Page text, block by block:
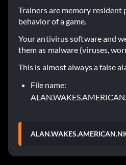
Trainers are memory
behavior of a game.
Your antivirus software and
them as malware (viruses,
This is almost always a false
File name: